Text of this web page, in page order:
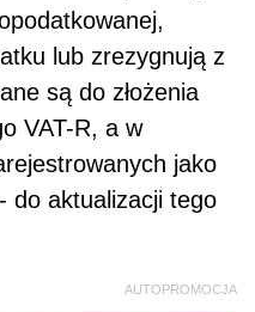
lub zrezygnują z
są do złożenia
VAT-R, a w
jako
do aktualizacji tego
AUTOPROMOCJA